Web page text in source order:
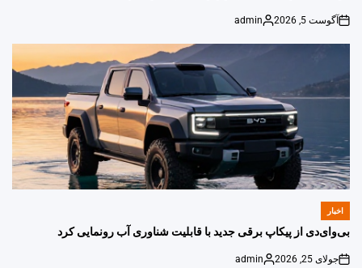
on
آگوست 5, 2026
Posted
admin
POSTED
اخبار
بی‌وای‌دی از پیکاپ برقی جدید با قابلیت شناوری آب رونمایی کرد
on
جولای 25, 2026
Posted
admin